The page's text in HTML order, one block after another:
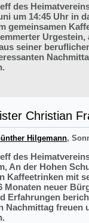
des
um 14:45 Uhr in
gemeinsamen
seiner
Christian
Hilgemann,
des
An der Hohen
Kaffeetrinken mit
Monaten neuer
Erfahrungen
Nachmittag freuen